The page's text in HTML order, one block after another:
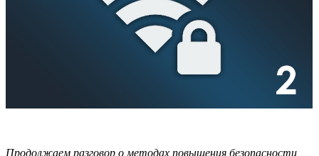
Продолжаем разговор о методах повышения безопасности